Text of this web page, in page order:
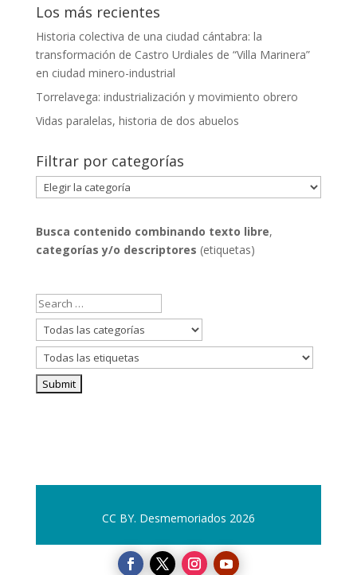
Los más recientes
Historia colectiva de una ciudad cántabra: la
transformación de Castro Urdiales de “Villa Marinera”
en ciudad minero-industrial
Torrelavega: industrialización y movimiento obrero
Vidas paralelas, historia de dos abuelos
Filtrar por categorías
Filtrar
por
Busca contenido combinando texto libre,
categorías y/o descriptores (etiquetas)
CC BY. Desmemoriados 2026